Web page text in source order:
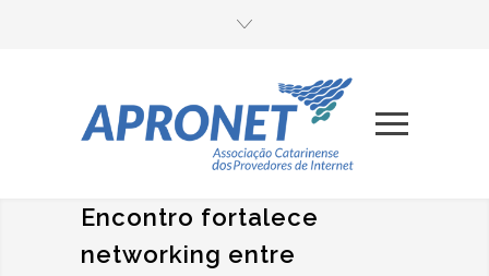
Encontro fortalece
networking entre